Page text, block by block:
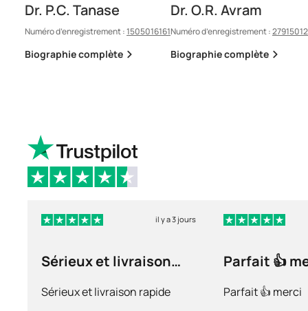
Dr. P.C. Tanase
Numéro d’enregistrement :1505016161
Biographie complète
Dr. O.R. Avram
Numéro d’enregistrement :
Biographie complète
il y a 3 jours
Sérieux et livraison
Sérieux et livraison rapide
Parfait 👍
Parfait 👍 merci